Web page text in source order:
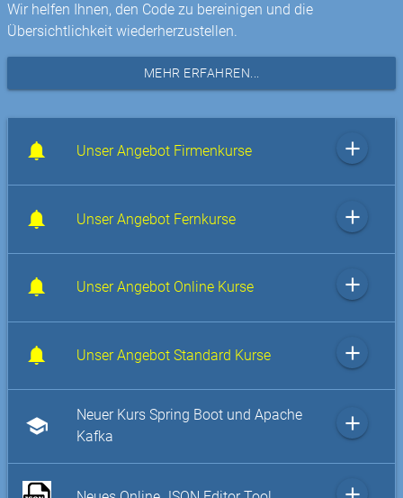
Wir helfen Ihnen, den Code zu bereinigen und die
Übersichtlichkeit wiederherzustellen.
MEHR ERFAHREN...
Unser Angebot Firmenkurse add
Unser Angebot Fernkurse add
Unser Angebot Online Kurse add
Unser Angebot Standard Kurse add
school
Neuer Kurs Spring Boot und Apache
Kafka
add